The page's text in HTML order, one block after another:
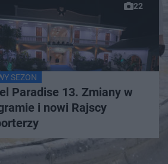
22
SEZON
Paradise 13. Zmiany w
i nowi Rajscy